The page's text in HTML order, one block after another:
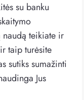
su banku
teikiate ir
taip turėsite
sutiks sumažinti
Jus